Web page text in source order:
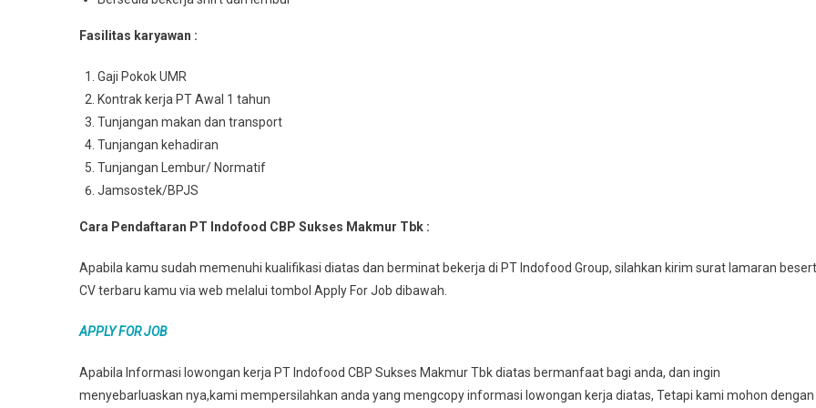
Fasilitas karyawan :
Gaji Pokok UMR
Kontrak kerja PT Awal 1 tahun
Tunjangan makan dan transport
Tunjangan kehadiran
Tunjangan Lembur/ Normatif
Jamsostek/BPJS
Cara Pendaftaran PT Indofood CBP Sukses Makmur Tbk :
Apabila kamu sudah memenuhi kualifikasi diatas dan berminat bekerja di PT Indofood Group, silahkan kirim surat lamaran
CV terbaru kamu via web melalui tombol Apply For Job dibawah.
APPLY FOR JOB
Apabila Informasi lowongan kerja PT Indofood CBP Sukses Makmur Tbk diatas bermanfaat bagi anda, dan ingin
menyebarluaskan nya,kami mempersilahkan anda yang mengcopy informasi lowongan kerja diatas, Tetapi kami mohon dengan